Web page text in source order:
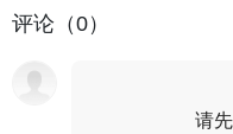
评论（0）
请